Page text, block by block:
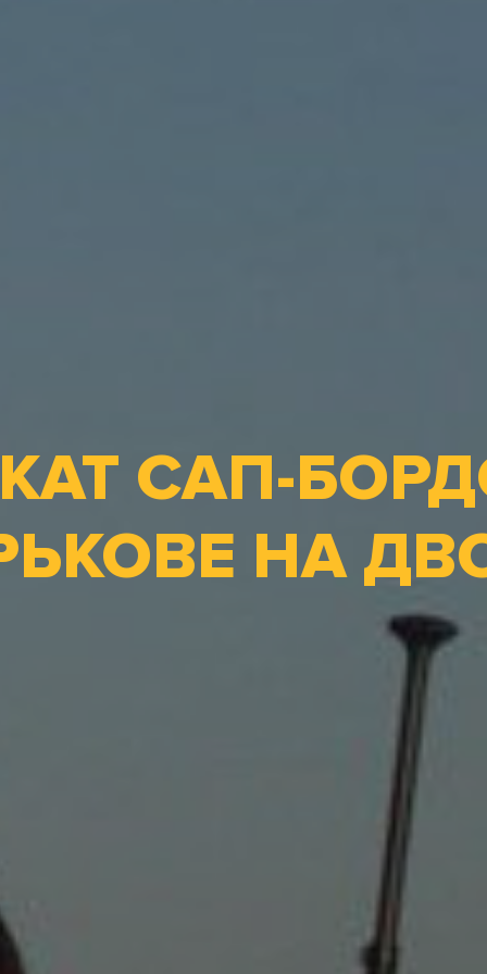
САП-
НА